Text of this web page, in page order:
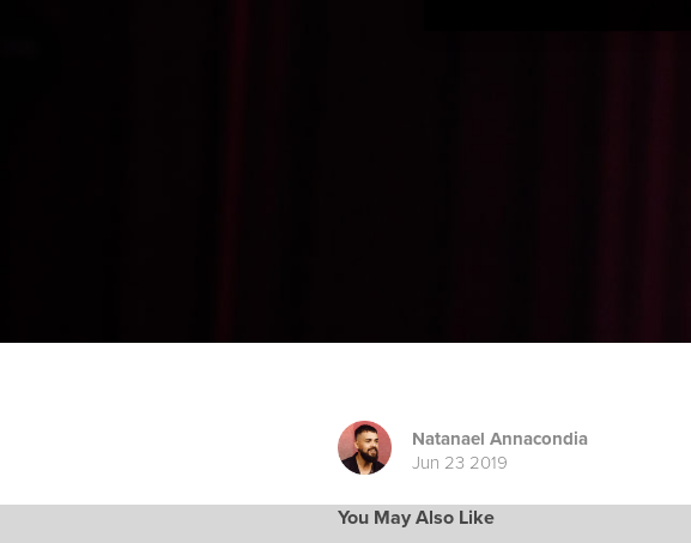
Natanael Annacondia
Jun 23 2019
You May Also Like